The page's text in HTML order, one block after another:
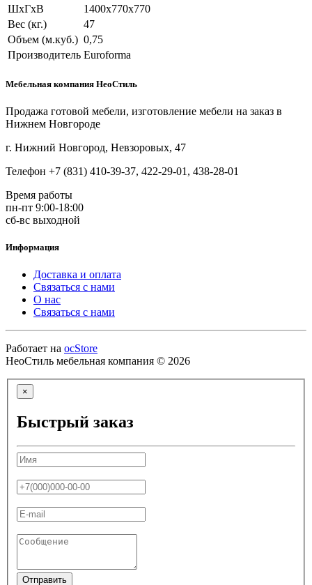
ШхГхВ
1400х770х770
Вес (кг.)
47
Объем (м.куб.) 0,75
Производитель Euroforma
Мебельная компания НеоСтиль
Продажа готовой мебели, изготовление мебели на заказ в
Нижнем Новгороде
г. Нижний Новгород, Невзоровых, 47
Телефон +7 (831) 410-39-37, 422-29-01, 438-28-01
Время работы
пн-пт 9:00-18:00
сб-вс выходной
Информация
Доставка и оплата
Связаться с нами
О нас
Связаться с нами
Работает на ocStore
НеоСтиль мебельная компания © 2026
×
Быстрый заказ
Отправить